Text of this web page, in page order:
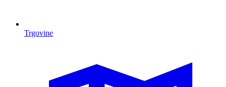
Trgovine